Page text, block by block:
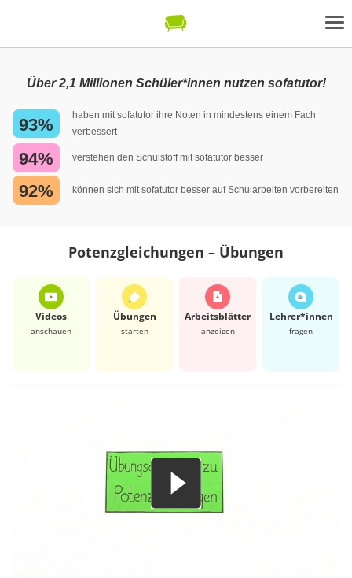
Über 2,1 Millionen Schüler*innen nutzen sofatutor!
93%
haben mit sofatutor ihre Noten in mindestens einem Fach
verbessert
94% verstehen den Schulstoff mit sofatutor besser
92% können sich mit sofatutor besser auf Schularbeiten vorbereiten
Potenzgleichungen – Übungen
Videos
anschauen
Übungen
starten
Arbeits­blätter
anzeigen
Lehrer*​innen
fragen